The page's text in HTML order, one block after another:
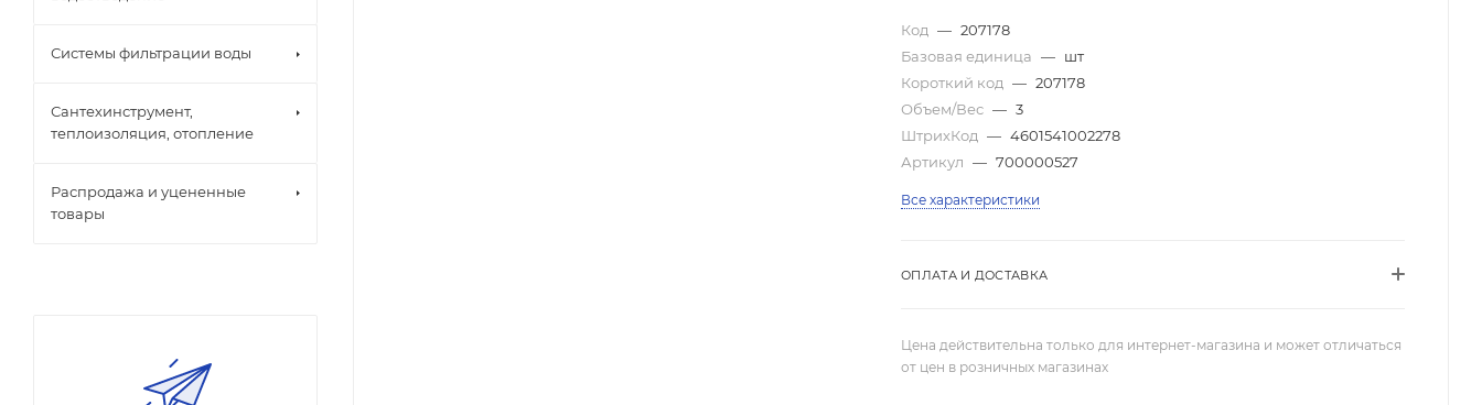
Код — 207178
Базовая единица — шт
Короткий код — 207178
Объем/Вес — 3
ШтрихКод — 4601541002278
Артикул — 700000527
Все характеристики
ОПЛАТА И ДОСТАВКА
Цена действительна только для интернет-магазина и может отличаться
от цен в розничных магазинах
Системы фильтрации воды
Сантехинструмент,
теплоизоляция, отопление
Распродажа и уцененные
товары